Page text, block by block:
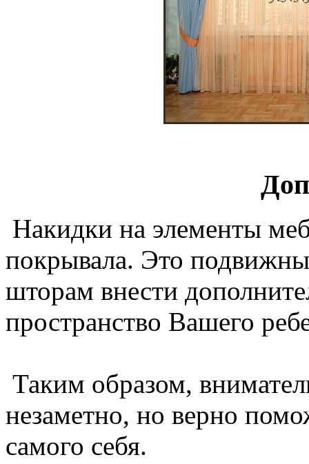
Накидки на элементы
покрывала. Это
шторам внести
пространство Вашего
Таким образом,
незаметно, но верно
самого себя.